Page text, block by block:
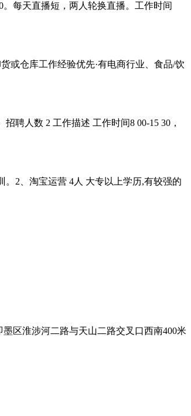
每天直播短，两人轮换直播。工作时间
或仓库工作经验优先·有电商行业、食品/饮
聘人数 2 工作描述 工作时间8 00-15 30，
2、淘宝运营 4人 大专以上学历,有较强的
区淮涉河二路与天山二路交叉口西南400米